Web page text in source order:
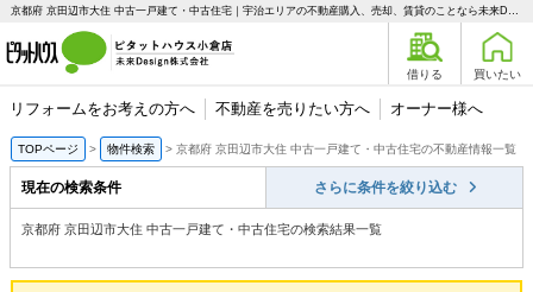
京都府 京田辺市大住 中古一戸建て・中古住宅｜宇治エリアの不動産購入、売却、賃貸のことなら未来Designへ
借りる 買いたい
リフォームをお考えの方へ 不動産を売りたい方へ オーナー様へ
TOPページ 物件検索 京都府 京田辺市大住 中古一戸建て・中古住宅の不動産情報一覧
現在の検索条件 さらに条件を絞り込む
京都府 京田辺市大住 中古一戸建て・中古住宅の検索結果一覧